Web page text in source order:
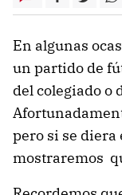
En algunas
un partido de
del colegiado o
pero si se diera
mostraremos